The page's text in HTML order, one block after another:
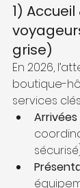
1)
grise)
En 2026,
boutique-
services